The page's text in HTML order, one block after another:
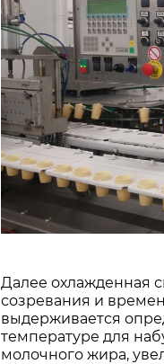
Далее охлажденная
созревания и
выдерживается
температуре для
молочного жира,